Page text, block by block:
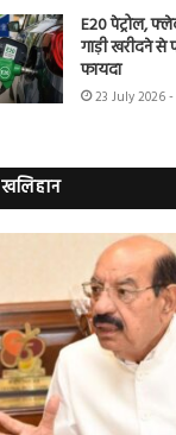
E20 पेट्रोल,
गाड़ी खरीदने से
फायदा
23 July 2026 -